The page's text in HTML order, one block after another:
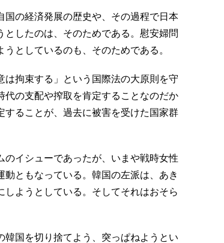
の経済発展の歴史や、その過程で日本
したのは、そのためである。慰安婦問
としているのも、そのためである。
拘束する」という国際法の大原則を守
代の支配や搾取を肯定することなのだか
することが、過去に被害を受けた国家群
イシューであったが、いまや戦時女性
ともなっている。韓国の左派は、あき
ようとしている。そしてそれはおそら
国を切り捨てよう、突っぱねようとい